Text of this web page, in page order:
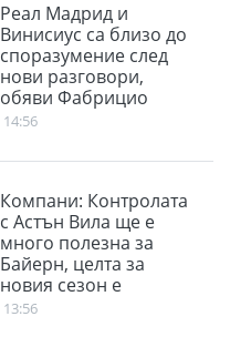
Реал Мадрид и
Винисиус са близо до
споразумение след
нови разговори,
обяви Фабрицио
Романо
14:56
Компани: Контролата
с Астън Вила ще е
много полезна за
Байерн, целта за
новия сезон е
Шампионската лига
13:56